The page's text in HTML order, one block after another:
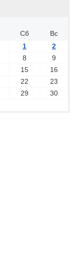
Сб
Вс
1
2
8
9
15
16
22
23
29
30